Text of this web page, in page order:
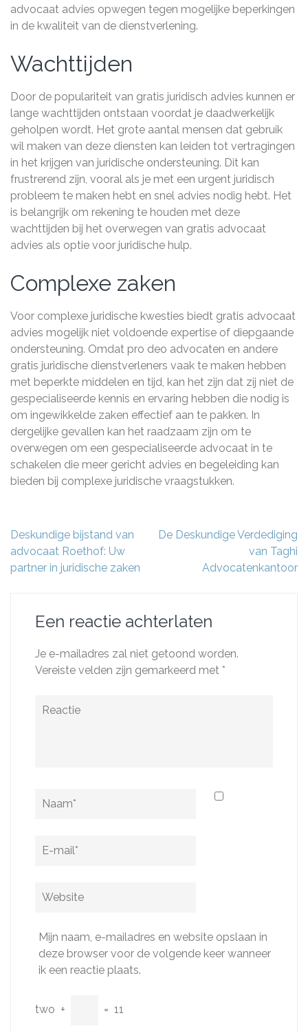
advocaat advies opwegen tegen mogelijke beperkingen
in de kwaliteit van de dienstverlening.
Wachttijden
Door de populariteit van gratis juridisch advies kunnen er
lange wachttijden ontstaan voordat je daadwerkelijk
geholpen wordt. Het grote aantal mensen dat gebruik
wil maken van deze diensten kan leiden tot vertragingen
in het krijgen van juridische ondersteuning. Dit kan
frustrerend zijn, vooral als je met een urgent juridisch
probleem te maken hebt en snel advies nodig hebt. Het
is belangrijk om rekening te houden met deze
wachttijden bij het overwegen van gratis advocaat
advies als optie voor juridische hulp.
Complexe zaken
Voor complexe juridische kwesties biedt gratis advocaat
advies mogelijk niet voldoende expertise of diepgaande
ondersteuning. Omdat pro deo advocaten en andere
gratis juridische dienstverleners vaak te maken hebben
met beperkte middelen en tijd, kan het zijn dat zij niet de
gespecialiseerde kennis en ervaring hebben die nodig is
om ingewikkelde zaken effectief aan te pakken. In
dergelijke gevallen kan het raadzaam zijn om te
overwegen om een gespecialiseerde advocaat in te
schakelen die meer gericht advies en begeleiding kan
bieden bij complexe juridische vraagstukken.
Berichtnavigatie
Deskundige bijstand van
advocaat Roethof: Uw
partner in juridische zaken
De Deskundige Verdediging
van Taghi
Advocatenkantoor
Een reactie achterlaten
Je e-mailadres zal niet getoond worden.
Vereiste velden zijn gemarkeerd met *
Reactie
Naam
E-
Website
Mijn naam, e-mailadres en website opslaan in
deze browser voor de volgende keer wanneer
ik een reactie plaats.
two + = 11